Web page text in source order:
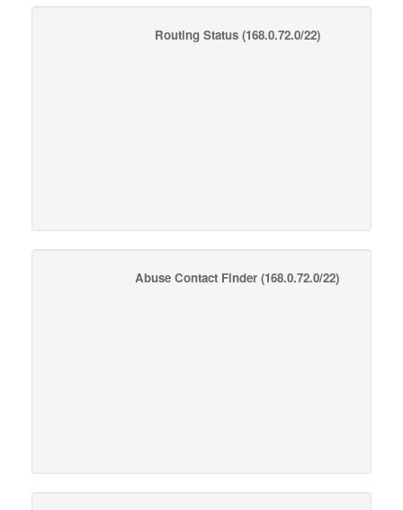
Routing Status(168.0.72.0/22)
Abuse Contact Finder (168.0.72.0/22)